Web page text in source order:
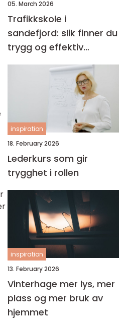
05. March 2026
Trafikkskole i
sandefjord: slik finner du
trygg og effektiv
opplæring
inspiration
18. February 2026
Lederkurs som gir
trygghet i rollen
inspiration
13. February 2026
Vinterhage mer lys, mer
plass og mer bruk av
hjemmet